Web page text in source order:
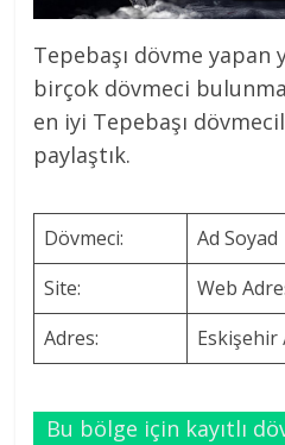
Tepebaşı dövme yapan
birçok dövmeci
en iyi Tepebaşı
paylaştık.
Dövmeci:
Ad Soyad
Site:
Web
Adres:
Eskişehir
Bu bölge için kayıtlı